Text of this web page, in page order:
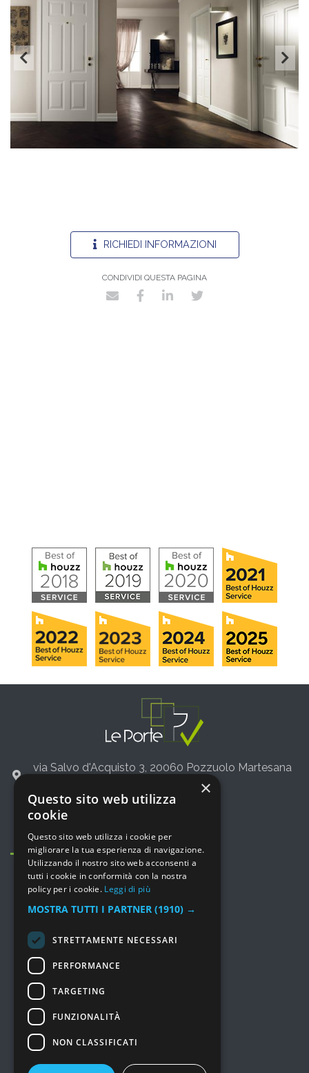
RICHIEDI INFORMAZIONI
CONDIVIDI QUESTA PAGINA
via Salvo d'Acquisto 3, 20060 Pozzuolo Martesana
+39 02 36542775
MENU
Marchi
×
Questo sito web utilizza
cookie
Questo sito web utilizza i cookie per
migliorare la tua esperienza di navigazione.
Utilizzando il nostro sito web acconsenti a
tutti i cookie in conformità con la nostra
policy per i cookie. Leggi di più
MOSTRA TUTTI I PARTNER (1910) →
STRETTAMENTE NECESSARI
PERFORMANCE
TARGETING
FUNZIONALITÀ
NON CLASSIFICATI